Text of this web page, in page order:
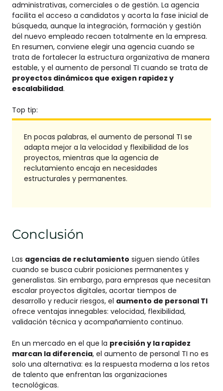
administrativas, comerciales o de gestión. La agencia
facilita el acceso a candidatos y acorta la fase inicial de
búsqueda, aunque la integración, formación y gestión
del nuevo empleado recaen totalmente en la empresa.
En resumen, conviene elegir una agencia cuando se
trata de fortalecer la estructura organizativa de manera
estable, y el aumento de personal TI cuando se trata de
proyectos dinámicos que exigen rapidez y
escalabilidad.
Top tip:
En pocas palabras, el aumento de personal TI se
adapta mejor a la velocidad y flexibilidad de los
proyectos, mientras que la agencia de
reclutamiento encaja en necesidades
estructurales y permanentes.
Conclusión
Las agencias de reclutamiento siguen siendo útiles
cuando se busca cubrir posiciones permanentes y
generalistas. Sin embargo, para empresas que necesitan
escalar proyectos digitales, acortar tiempos de
desarrollo y reducir riesgos, el aumento de personal TI
ofrece ventajas innegables: velocidad, flexibilidad,
validación técnica y acompañamiento continuo.
En un mercado en el que la precisión y la rapidez
marcan la diferencia, el aumento de personal TI no es
solo una alternativa: es la respuesta moderna a los retos
de talento que enfrentan las organizaciones
tecnológicas.